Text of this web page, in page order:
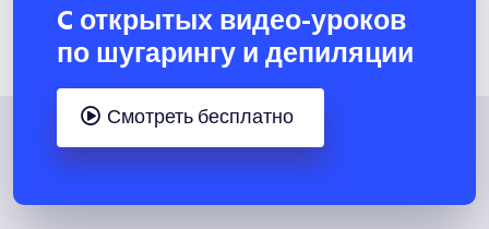
C открытых видео-уроков
по шугарингу и депиляции
Смотреть бесплатно